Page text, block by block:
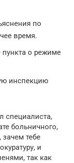
по
время.
пункта о режиме
инспекцию
специалиста,
больничного,
зачем тебе
и
так как